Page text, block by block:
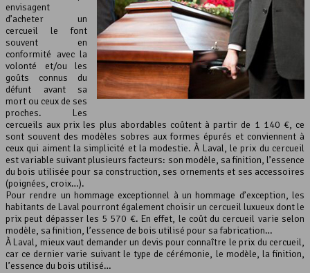
envisagent
d’acheter un
cercueil le font
souvent en
conformité avec la
volonté et/ou les
goûts connus du
défunt avant sa
mort ou ceux de ses
proches. Les
cercueils aux prix les plus abordables coûtent à partir de 1 140 €, ce
sont souvent des modèles sobres aux formes épurés et conviennent à
ceux qui aiment la simplicité et la modestie. À Laval, le prix du cercueil
est variable suivant plusieurs facteurs: son modèle, sa finition, l’essence
du bois utilisée pour sa construction, ses ornements et ses accessoires
(poignées, croix…).
Pour rendre un hommage exceptionnel à un hommage d’exception, les
habitants de Laval pourront également choisir un cercueil luxueux dont le
prix peut dépasser les 5 570 €. En effet, le coût du cercueil varie selon
modèle, sa finition, l’essence de bois utilisé pour sa fabrication…
À Laval, mieux vaut demander un devis pour connaître le prix du cercueil,
car ce dernier varie suivant le type de cérémonie, le modèle, la finition,
l’essence du bois utilisé…